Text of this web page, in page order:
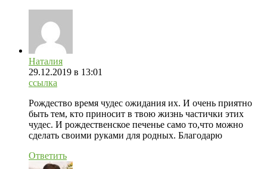
Наталия
29.12.2019 в 13:01
ссылка
Рождество время чудес ожидания их. И очень приятно
быть тем, кто приносит в твою жизнь частички этих
чудес. И рождественское печенье само то,что можно
сделать своими руками для родных. Благодарю
Ответить